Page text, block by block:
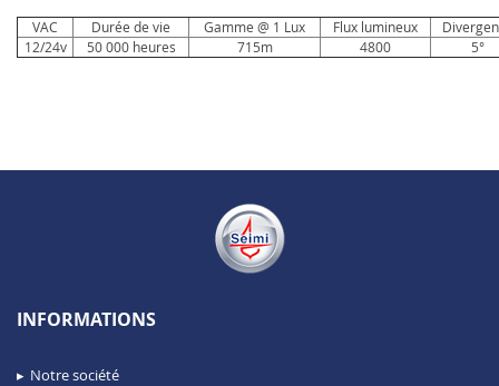
VAC Durée de vie Gamme @ 1 Lux Flux lumineux
12/24v
50 000 heures 715m 4800 5°
INFORMATIONS
Notre société